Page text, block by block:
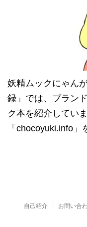
妖精ムックにゃん
録」では、ブラン
ク本を紹介してい
「chocoyuki.info」
自己紹介 お問い合